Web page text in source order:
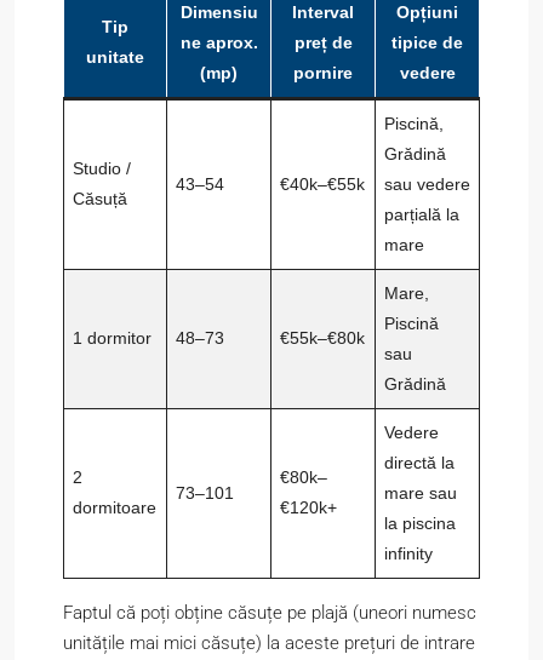
Tip
unitate
Dimensiu
ne aprox.
(mp)
Interval
preț de
pornire
Opțiuni
tipice de
vedere
Studio /
Căsuță
43–54 €40k–€55k
Piscină,
Grădină
sau vedere
parțială la
mare
1 dormitor 48–73 €55k–€80k
Mare,
Piscină
sau
Grădină
2
dormitoare
73–101
€80k–
€120k+
Vedere
directă la
mare sau
la piscina
infinity
Faptul că poți obține căsuțe pe plajă (uneori numesc
unitățile mai mici căsuțe) la aceste prețuri de intrare